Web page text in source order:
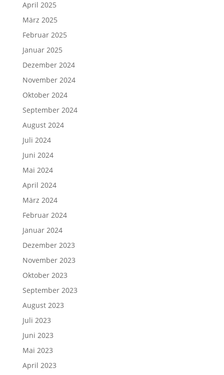
April 2025
März 2025
Februar 2025
Januar 2025
Dezember 2024
November 2024
Oktober 2024
September 2024
August 2024
Juli 2024
Juni 2024
Mai 2024
April 2024
März 2024
Februar 2024
Januar 2024
Dezember 2023
November 2023
Oktober 2023
September 2023
August 2023
Juli 2023
Juni 2023
Mai 2023
April 2023